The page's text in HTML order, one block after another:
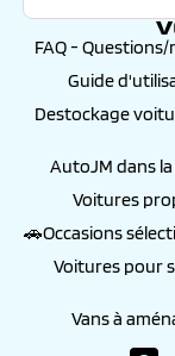
FAQ -
Guide
Destockage
AutoJM dans
Voitures
🚗Occasions
Voitures pour
Vans à